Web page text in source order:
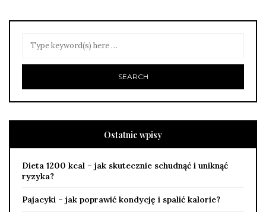
Ostatnie wpisy
Dieta 1200 kcal – jak skutecznie schudnąć i uniknąć
ryzyka?
Pajacyki – jak poprawić kondycję i spalić kalorie?